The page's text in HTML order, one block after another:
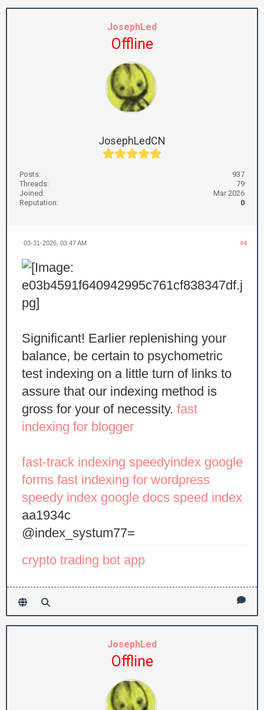
JosephLed
Offline
JosephLedCN
Posts:
937
Threads:
79
Joined:
Mar 2026
Reputation:
0
#4
03-31-2026, 03:47 AM
Significant! Earlier replenishing your
balance, be certain to psychometric
test indexing on a little turn of links to
assure that our indexing method is
gross for your of necessity. fast
indexing for blogger
fast-track indexing speedyindex google
forms fast indexing for wordpress
speedy index google docs speed index
aa1934c
@index_systum77=
crypto trading bot app
JosephLed
Offline